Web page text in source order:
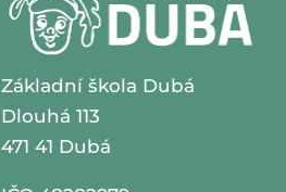
Základní škola Dubá
Dlouhá 113
471 41 Dubá